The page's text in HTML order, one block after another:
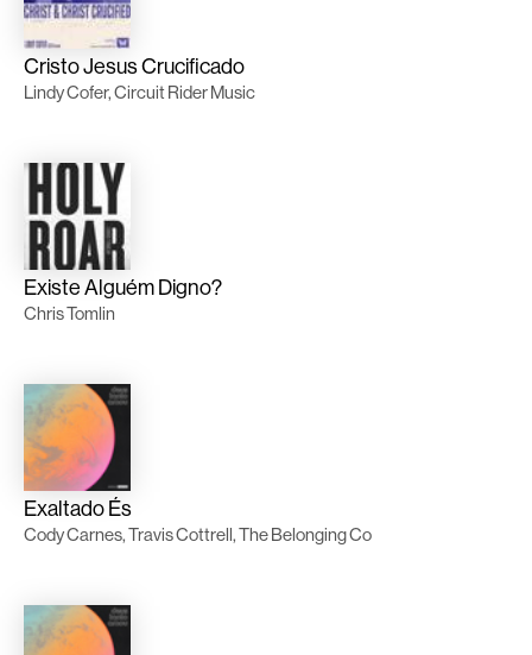
Cristo Jesus Crucificado
Lindy Cofer, Circuit Rider Music
Existe Alguém Digno?
Chris Tomlin
Exaltado És
Cody Carnes, Travis Cottrell, The Belonging Co